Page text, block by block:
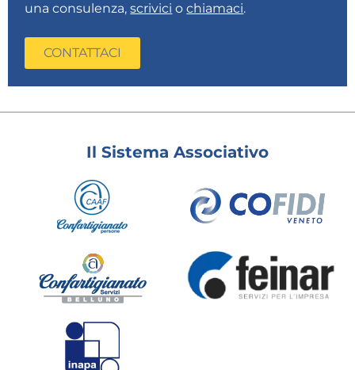
una consulenza,scrivici ochiamaci.
CONTATTACI
Il Sistema Associativo